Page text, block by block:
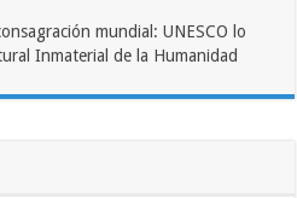
mundial: UNESCO lo
Inmaterial de la Humanidad